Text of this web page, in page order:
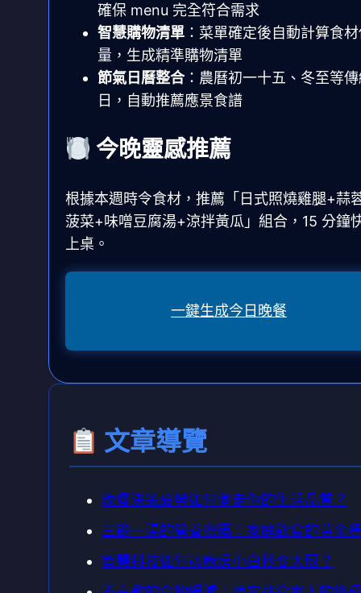
確保 menu 完全符合需求
智慧購物清單 ：菜單確定後自動計算食
量，生成精準購物清單
節氣日曆整合：農曆初一十五、冬至等
日，自動推薦應景食譜
今晚靈感推薦
根據本週時令食材，推薦「日式照燒雞腿+蒜
菠菜+味噌豆腐湯+涼拌黃瓜」組合，15 分鐘
上桌。
一鍵生成今日晚餐
文章導覽
晚餐決策疲勞如何偷走你的生活品質？
三餸一湯的營養密碼：家庭飲食的黃金
智慧科技如何讓廚房小白秒变大厨？